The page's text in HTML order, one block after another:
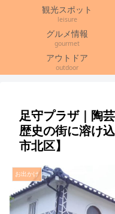
観光スポット
leisure
グルメ情報
gourmet
アウトドア
outdoor
足守プラザ｜陶
歴史の街に溶け
市北区】
お出かけ